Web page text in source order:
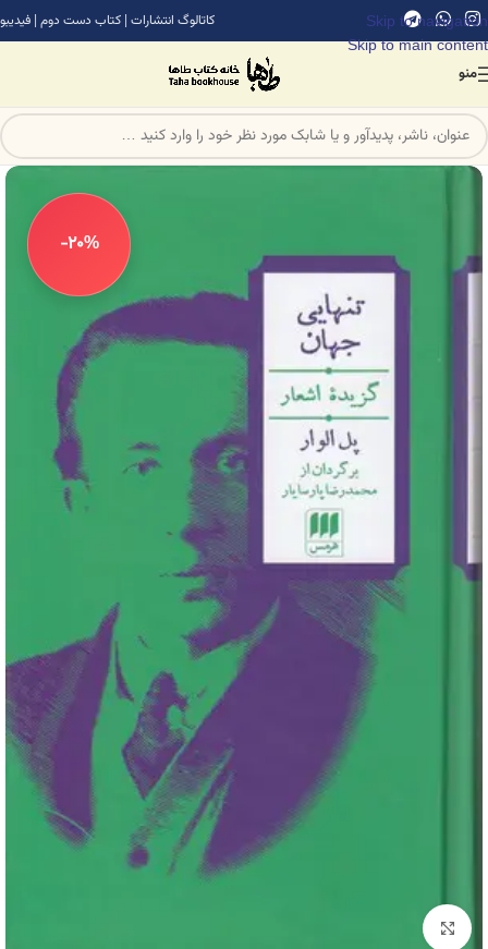
Skip to navigation
Skip to main content
کاتالوگ انتشارات | کتاب دست دوم | فیدیبو
منو
-20%
برای بزرگنمایی کلیک کنید